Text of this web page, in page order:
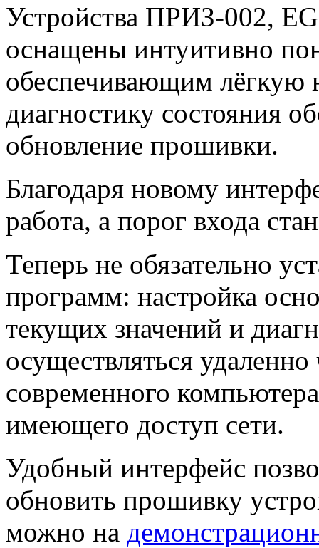
Устройства ПРИЗ-002,
оснащены интуитивно
обеспечивающим лёгкую
диагностику состояния
обновление прошивки.
Благодаря новому
работа, а порог входа
Теперь не обязательно
программ: настройка
текущих значений и
осуществляться
современного
имеющего доступ сети.
Удобный интерфейс
обновить прошивку
можно на